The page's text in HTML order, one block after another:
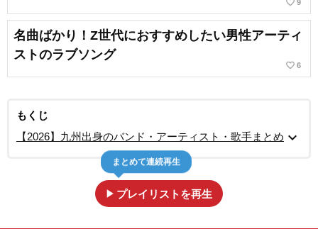
favorite_border 9
名曲ばかり！Z世代におすすめしたい男性アーティ
ストのラブソング
favorite_border 6
もくじ
【2026】九州出身のバンド・アーティスト・歌手まとめ expand_more
play_arrow プレイリストを再生
まとめて連続再生